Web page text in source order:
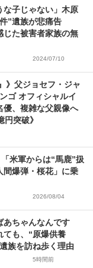
な子じゃない」木原
”遺族が悲痛告
た被害者家族の無
2024/07/10
》父ジョセフ・ジャ
ゴ オフィシャルイ
優、複雑な父親像へ
突破》
米軍からは“馬鹿”扱
爆弾・桜花」に乗
2026/08/04
あちゃんなんです
ても、“原爆供養
族を訪ね歩く理由
5時間前